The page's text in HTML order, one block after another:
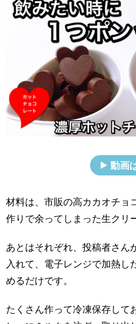
動画
材料は、市販の高カカオチョ
作りで余ってしまった生クリ
あとはそれぞれ、投稿者さん
入れて、電子レンジで加熱し
めるだけです。
たくさん作って冷凍保存して